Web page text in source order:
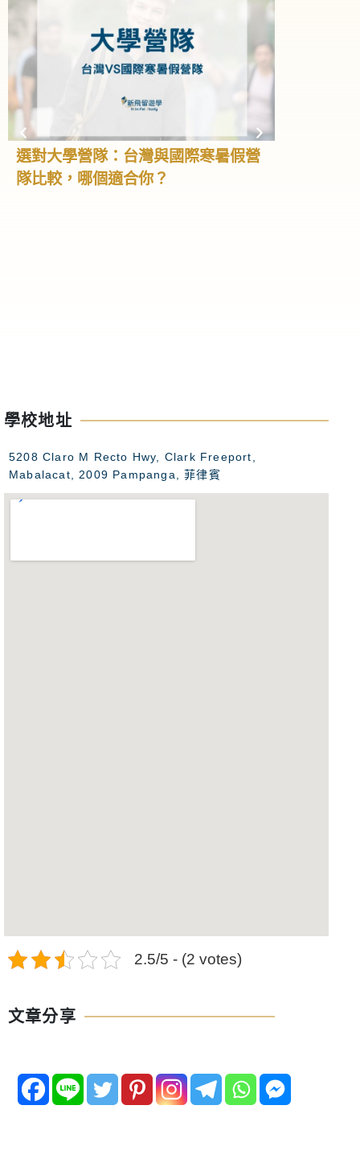
選對大學營隊：台灣與國際寒暑假營
隊比較，哪個適合你？
學校地址
5208 Claro M Recto Hwy, Clark Freeport,
Mabalacat, 2009 Pampanga, 菲律賓
2.5/5 - (2 votes)
文章分享